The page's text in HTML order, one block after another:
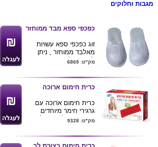
מגבות וחלוקים
כפכפי ספא מבד ממוחזר
זוג כפכפי ספא עשויות
מאלבד ממוחזר , ניתן
להדפיס לוגו ע"ג
מינימום הזמנה 100 זוגות
מק"ט: 6869
כרית חימום ארוכה
כרית חימום ארוכה עם
גרגירי חימר מיוחדים
השומרים על החום לאורך
הכרית מיוחדת עבור טיפול
בכאבים : צוואר תפוס ,
מק"ט: 9328